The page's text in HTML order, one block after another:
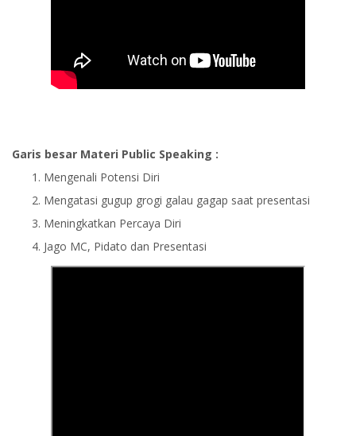
Garis besar Materi Public Speaking :
Mengenali Potensi Diri
Mengatasi gugup grogi galau gagap saat presentasi
Meningkatkan Percaya Diri
Jago MC, Pidato dan Presentasi